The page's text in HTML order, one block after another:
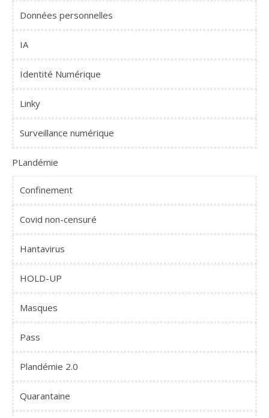
Données personnelles
IA
Identité Numérique
Linky
Surveillance numérique
PLandémie
Confinement
Covid non-censuré
Hantavirus
HOLD-UP
Masques
Pass
Plandémie 2.0
Quarantaine